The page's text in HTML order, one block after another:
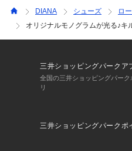
DIANA シューズ
ロ
オリジナルモノグラムが光る♪キ
三井ショッピングパークア
全国の三井ショッピングパー
リ
三井ショッピングパークポ